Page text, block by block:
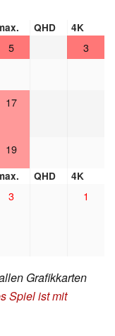
QHD
4K
5 3
17
19
QHD 4K
3 1
Grafikkarten
Spiel ist mit